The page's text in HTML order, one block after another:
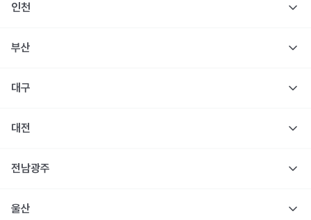
인천
부산
대구
대전
전남광주
울산